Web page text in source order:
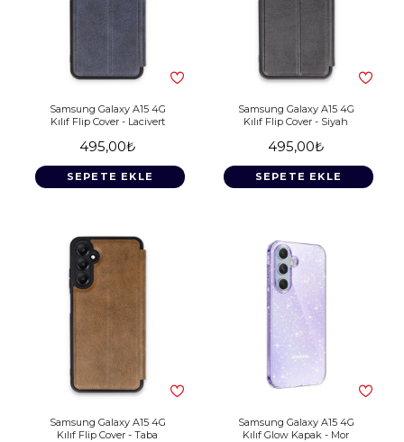
Samsung Galaxy A15 4G
Kılıf Flip Cover - Lacivert
495,00₺
SEPETE EKLE
Samsung Galaxy A15 4G
Kılıf Flip Cover - Siyah
495,00₺
SEPETE EKLE
Samsung Galaxy A15 4G
Kılıf Flip Cover - Taba
Samsung Galaxy A15 4G
Kılıf Glow Kapak - Mor